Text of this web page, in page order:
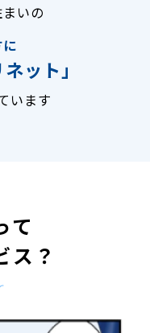
いの
ネット」
います
て
ス？